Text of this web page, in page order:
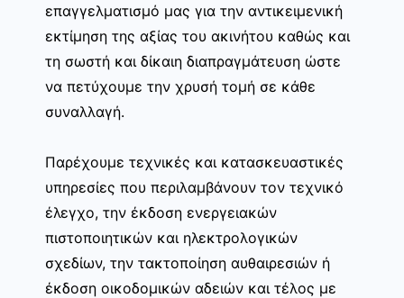
επαγγελματισμό μας για την αντικειμενική
εκτίμηση της αξίας του ακινήτου καθώς και
τη σωστή και δίκαιη διαπραγμάτευση ώστε
να πετύχουμε την χρυσή τομή σε κάθε
συναλλαγή.
Παρέχουμε τεχνικές και κατασκευαστικές
υπηρεσίες που περιλαμβάνουν τον τεχνικό
έλεγχο, την έκδοση ενεργειακών
πιστοποιητικών και ηλεκτρολογικών
σχεδίων, την τακτοποίηση αυθαιρεσιών ή
έκδοση οικοδομικών αδειών και τέλος με